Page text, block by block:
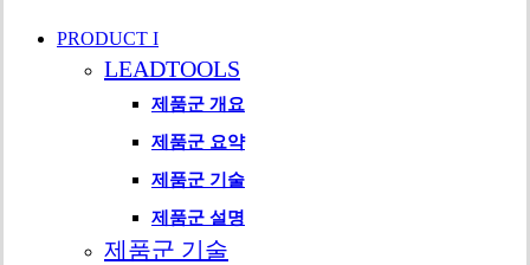
PRODUCT I
LEADTOOLS
제품군 개요
제품군 요약
제품군 기술
제품군 설명
제품군 기술